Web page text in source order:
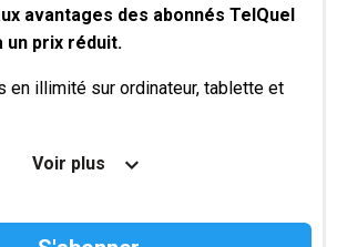
avantages des abonnés TelQuel
un prix réduit.
en illimité sur ordinateur, tablette et
TelQuel en numérique avant la sortie
confidentielles résérvées aux
Voir plus